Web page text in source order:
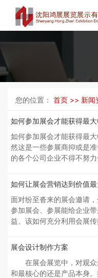
您的位置： 首页 >> 新闻
如何参加展会才能获得最
如何参加展会才能获得最
然这是一些参展商抑或是
的各个公司企业不得不努力
如何让展会营销达到价值
面对纷至沓来的展会邀请
参加展会、参展能给企业
益、该如何充分利用会展传
列问题都心存疑惑。这就涉
真正让展会发挥作用。
展会设计制作方案
在展会展览中，对观众
和最核心的还是产品本身